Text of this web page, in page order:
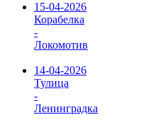
15-04-2026
Корабелка
-
Локомотив
14-04-2026
Тулица
-
Ленинградка